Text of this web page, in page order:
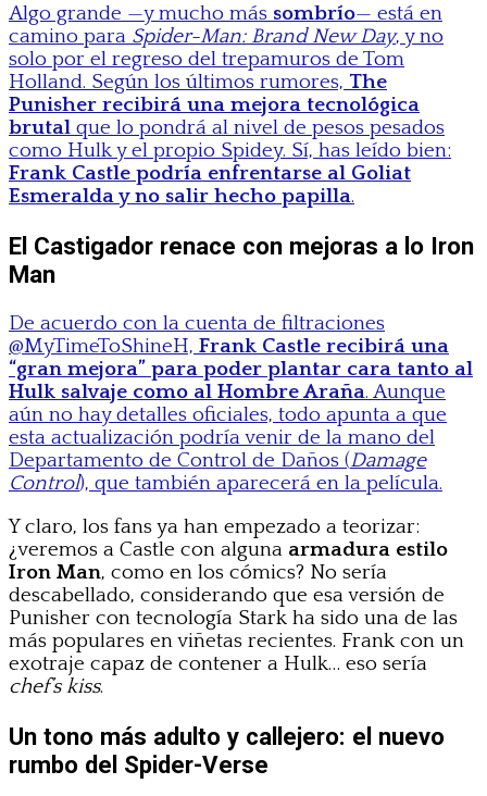
Algo grande —y mucho más sombrío— está en
camino para Spider-Man: Brand New Day, y no
solo por el regreso del trepamuros de Tom
Holland. Según los últimos rumores, The
Punisher recibirá una mejora tecnológica
brutal que lo pondrá al nivel de pesos pesados
como Hulk y el propio Spidey. Sí, has leído bien:
Frank Castle podría enfrentarse al Goliat
Esmeralda y no salir hecho papilla.
El Castigador renace con mejoras a lo Iron
Man
De acuerdo con la cuenta de filtraciones
@MyTimeToShineH, Frank Castle recibirá una
“gran mejora” para poder plantar cara tanto al
Hulk salvaje como al Hombre Araña. Aunque
aún no hay detalles oficiales, todo apunta a que
esta actualización podría venir de la mano del
Departamento de Control de Daños (Damage
Control), que también aparecerá en la película.
Y claro, los fans ya han empezado a teorizar:
¿veremos a Castle con alguna armadura estilo
Iron Man, como en los cómics? No sería
descabellado, considerando que esa versión de
Punisher con tecnología Stark ha sido una de las
más populares en viñetas recientes. Frank con un
exotraje capaz de contener a Hulk… eso sería
chef’s kiss.
Un tono más adulto y callejero: el nuevo
rumbo del Spider-Verse